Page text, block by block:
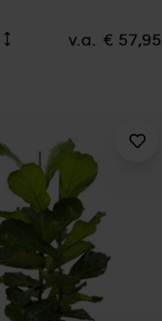
v.a. € 57,95